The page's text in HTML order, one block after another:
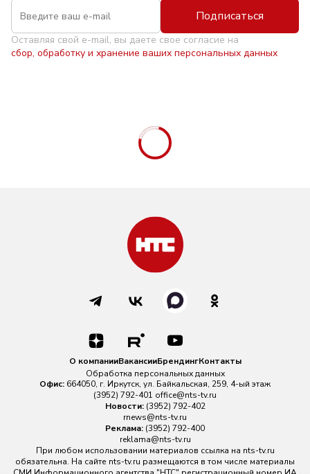
Подписаться
Оставляя свой e-mail, вы даете свое согласие на
сбор, обработку и хранение ваших персональных данных
О компанииВакансииБрендингКонтакты
Обработка персональных данных
Офис: 664050, г. Иркутск, ул. Байкальская, 259, 4-ый этаж
(3952) 792-401 office@nts-tv.ru
Новости: (3952) 792-402
rnews@nts-tv.ru
Реклама: (3952) 792-400
reklama@nts-tv.ru
При любом использовании материалов ссылка на nts-tv.ru
обязательна. На сайте nts-tv.ru размещаются в том числе материалы